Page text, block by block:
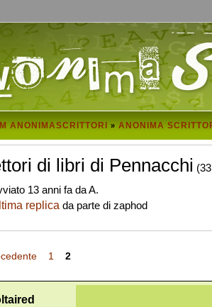
ANONIMASCRITTORI » ANONIMA
di libri di Pennacchi
13 anni fa da A.
replica da parte di zaphod
1 2